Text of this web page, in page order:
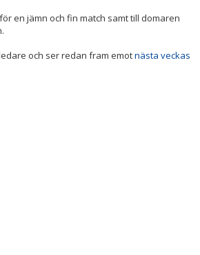
en jämn och fin match samt till domaren
och ser redan fram emotnästa veckas